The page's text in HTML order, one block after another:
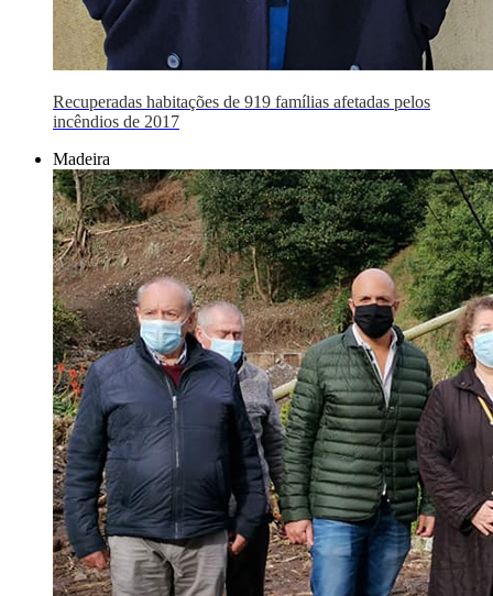
Recuperadas habitações de 919 famílias afetadas pelos
incêndios de 2017
Madeira